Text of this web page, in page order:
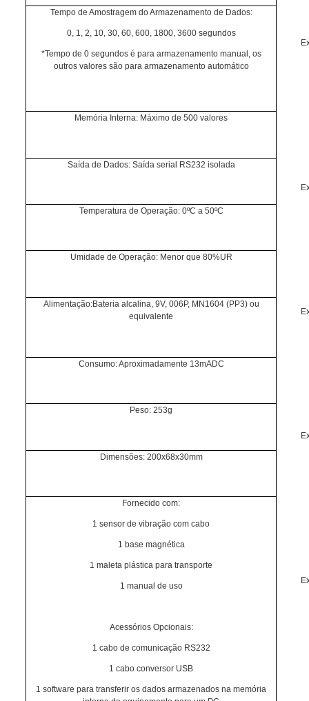
Tempo de Amostragem do Armazenamento de Dados:
0, 1, 2, 10, 30, 60, 600, 1800, 3600 segundos
*Tempo de 0 segundos é para armazenamento manual, os
outros valores são para armazenamento automático
Memória Interna: Máximo de 500 valores
Saída de Dados: Saída serial RS232 isolada
Temperatura de Operação: 0ºC a 50ºC
Umidade de Operação: Menor que 80%UR
Alimentação:Bateria alcalina, 9V, 006P, MN1604 (PP3) ou
equivalente
Consumo: Aproximadamente 13mADC
Peso: 253g
Dimensões: 200x68x30mm
Fornecido com:
1 sensor de vibração com cabo
1 base magnética
1 maleta plástica para transporte
1 manual de uso
Acessórios Opcionais:
1 cabo de comunicação RS232
1 cabo conversor USB
1 software para transferir os dados armazenados na memória